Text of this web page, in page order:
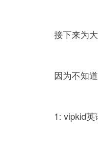
接下来为大
因为不知道
1: vipkid英